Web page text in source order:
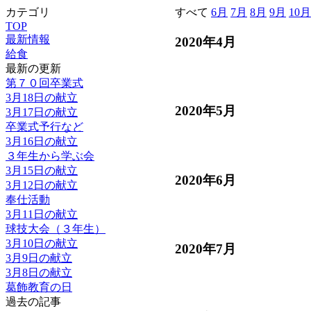
カテゴリ
TOP
最新情報
給食
最新の更新
第７０回卒業式
3月18日の献立
3月17日の献立
卒業式予行など
3月16日の献立
３年生から学ぶ会
3月15日の献立
3月12日の献立
奉仕活動
3月11日の献立
球技大会（３年生）
3月10日の献立
3月9日の献立
3月8日の献立
葛飾教育の日
過去の記事
すべて 6月 7月 8月 9月 10月
2020年4月
2020年5月
2020年6月
2020年7月